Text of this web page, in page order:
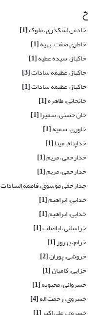
خ
خادمی اشکذری، ملوک[1]
خاطری صفت، بهیه[1]
خاکباز، سیده عطیه[1]
خاکباز، عظیمه سادات[3]
خاکباز، عظیمه سادات[1]
خانجانی، طاهره[1]
خان حسنی، سمیرا[1]
خاوری، سمیه[1]
خداپناه، مینا[1]
خدارحمی، مریم[1]
خدارحمی، مریم[1]
خدارحمی موسوی، فاطمه السادات
خدایی، ابراهیم[1]
خدایی، ابراهیم[1]
خراسانی، اباصلت[1]
خرام، بهروز[1]
خروشی، پوران[2]
خزایی، کامیان[1]
خسروانی، محبوبه[1]
خسروی، رحمت اله[4]